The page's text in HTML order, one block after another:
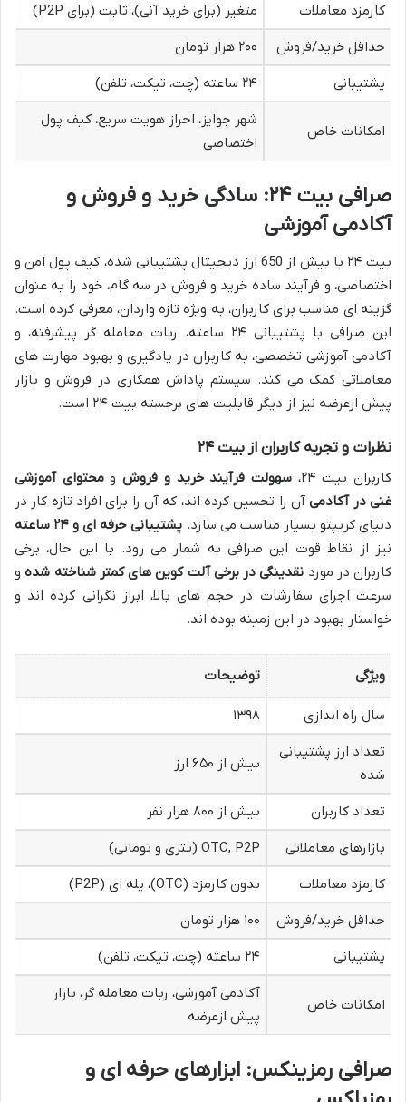
کارمزد معاملات
متغیر (برای خرید آنی)، ثابت (برای P2P)
حداقل خرید/فروش
۲۰۰ هزار تومان
پشتیبانی
۲۴ ساعته (چت، تیکت، تلفن)
امکانات خاص
شهر جوایز، احراز هویت سریع، کیف پول
اختصاصی
صرافی بیت ۲۴: سادگی خرید و فروش و
آکادمی آموزشی
بیت ۲۴ با بیش از 650 ارز دیجیتال پشتیبانی شده، کیف پول امن و
اختصاصی، و فرآیند ساده خرید و فروش در سه گام، خود را به عنوان
گزینه ای مناسب برای کاربران، به ویژه تازه واردان، معرفی کرده است.
این صرافی با پشتیبانی ۲۴ ساعته، ربات معامله گر پیشرفته، و
آکادمی آموزشی تخصصی، به کاربران در یادگیری و بهبود مهارت های
معاملاتی کمک می کند. سیستم پاداش همکاری در فروش و بازار
پیش ازعرضه نیز از دیگر قابلیت های برجسته بیت ۲۴ است.
نظرات و تجربه کاربران از بیت ۲۴
کاربران بیت ۲۴، سهولت فرآیند خرید و فروشومحتوای آموزشی
غنی در آکادمیآن را تحسین کرده اند، که آن را برای افراد تازه کار در
دنیای کریپتو بسیار مناسب می سازد. پشتیبانی حرفه ای و ۲۴ ساعته
نیز از نقاط قوت این صرافی به شمار می رود. با این حال، برخی
کاربران در مورد نقدینگی در برخی آلت کوین های کمتر شناخته شدهو
سرعت اجرای سفارشات در حجم های بالا، ابراز نگرانی کرده اند و
خواستار بهبود در این زمینه بوده اند.
ویژگی توضیحات
سال راه اندازی
۱۳۹۸
تعداد ارز پشتیبانی
شده
بیش از ۶۵۰ ارز
تعداد کاربران
بیش از ۸۰۰ هزار نفر
بازارهای معاملاتی
OTC, P2P (تتری و تومانی)
کارمزد معاملات
بدون کارمزد (OTC)، پله ای (P2P)
حداقل خرید/فروش
۱۰۰ هزار تومان
پشتیبانی
۲۴ ساعته (چت، تیکت، تلفن)
امکانات خاص
آکادمی آموزشی، ربات معامله گر، بازار
پیش ازعرضه
صرافی رمزینکس: ابزارهای حرفه ای و